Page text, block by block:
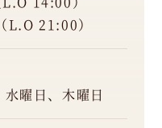
21:00）
曜日、木曜日